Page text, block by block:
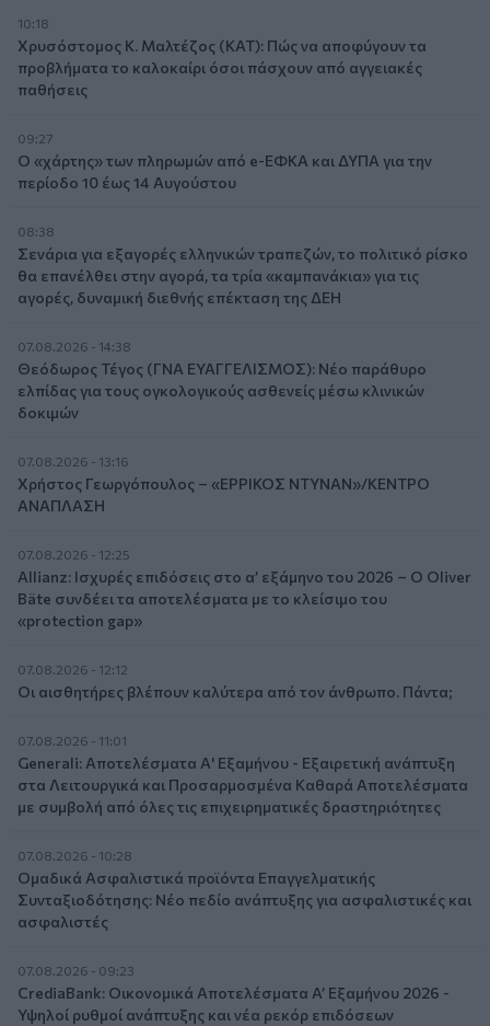
10:18
Χρυσόστομος Κ. Μαλτέζος (ΚΑΤ): Πώς να αποφύγουν τα
προβλήματα το καλοκαίρι όσοι πάσχουν από αγγειακές
παθήσεις
09:27
Ο «χάρτης» των πληρωμών από e-ΕΦΚΑ και ΔΥΠΑ για την
περίοδο 10 έως 14 Αυγούστου
08:38
Σενάρια για εξαγορές ελληνικών τραπεζών, το πολιτικό ρίσκο
θα επανέλθει στην αγορά, τα τρία «καμπανάκια» για τις
αγορές, δυναμική διεθνής επέκταση της ΔΕΗ
07.08.2026 - 14:38
Θεόδωρος Τέγος (ΓΝΑ ΕΥΑΓΓΕΛΙΣΜΟΣ): Νέο παράθυρο
ελπίδας για τους ογκολογικούς ασθενείς μέσω κλινικών
δοκιμών
07.08.2026 - 13:16
Χρήστος Γεωργόπουλος – «ΕΡΡΙΚΟΣ ΝΤΥΝΑΝ»/ΚΕΝΤΡΟ
ΑΝΑΠΛΑΣΗ
07.08.2026 - 12:25
Allianz: Ισχυρές επιδόσεις στο α’ εξάμηνο του 2026 – Ο Oliver
Bäte συνδέει τα αποτελέσματα με το κλείσιμο του
«protection gap»
07.08.2026 - 12:12
Οι αισθητήρες βλέπουν καλύτερα από τον άνθρωπο. Πάντα;
07.08.2026 - 11:01
Generali: Αποτελέσματα Α' Εξαμήνου - Εξαιρετική ανάπτυξη
στα Λειτουργικά και Προσαρμοσμένα Καθαρά Αποτελέσματα
με συμβολή από όλες τις επιχειρηματικές δραστηριότητες
07.08.2026 - 10:28
Ομαδικά Ασφαλιστικά προϊόντα Επαγγελματικής
Συνταξιοδότησης: Νέο πεδίο ανάπτυξης για ασφαλιστικές και
ασφαλιστές
07.08.2026 - 09:23
CrediaBank: Οικονομικά Αποτελέσματα A’ Εξαμήνου 2026 -
Υψηλοί ρυθμοί ανάπτυξης και νέα ρεκόρ επιδόσεων